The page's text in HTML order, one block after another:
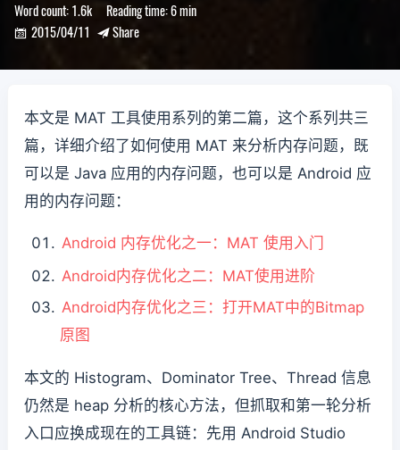
Word count:1.6k Reading time:6 min
 2015/04/11  Share
本文是 MAT 工具使用系列的第二篇，这个系列共三
篇，详细介绍了如何使用 MAT 来分析内存问题，既
可以是 Java 应用的内存问题，也可以是 Android 应
用的内存问题：
Android 内存优化之一：MAT 使用入门
Android内存优化之二：MAT使用进阶
Android内存优化之三：打开MAT中的Bitmap
原图
本文的 Histogram、Dominator Tree、Thread 信息
仍然是 heap 分析的核心方法，但抓取和第一轮分析
入口应换成现在的工具链：先用 Android Studio